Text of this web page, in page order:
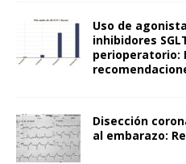
Uso de
inhibidores
perioperatorio:
Disección
al embarazo: